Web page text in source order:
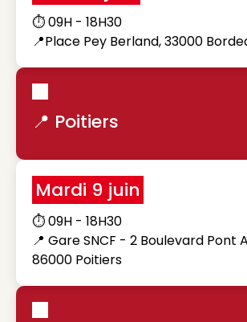
⏱️ 09H - 18H30
📍Place Pey Berland, 33000
📍 Poitiers
Mardi 9 juin
⏱️ 09H - 18H30
📍 Gare SNCF - 2 Boulevard Pont
86000 Poitiers